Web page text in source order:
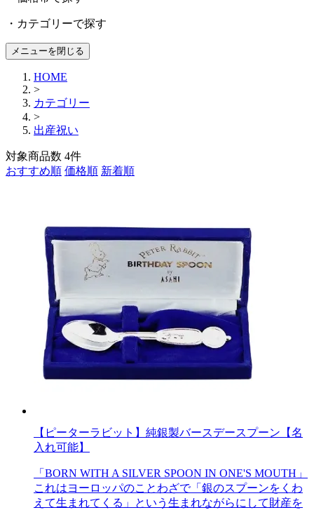
・カテゴリーで探す
メニューを閉じる
HOME
>
カテゴリー
>
出産祝い
対象商品数 4件
おすすめ順 価格順 新着順
【ピーターラビット】純銀製バースデースプーン【名
入れ可能】
「BORN WITH A SILVER SPOON IN ONE'S MOUTH」
これはヨーロッパのことわざで「銀のスプーンをくわ
えて生まれてくる」という生まれながらにして財産を